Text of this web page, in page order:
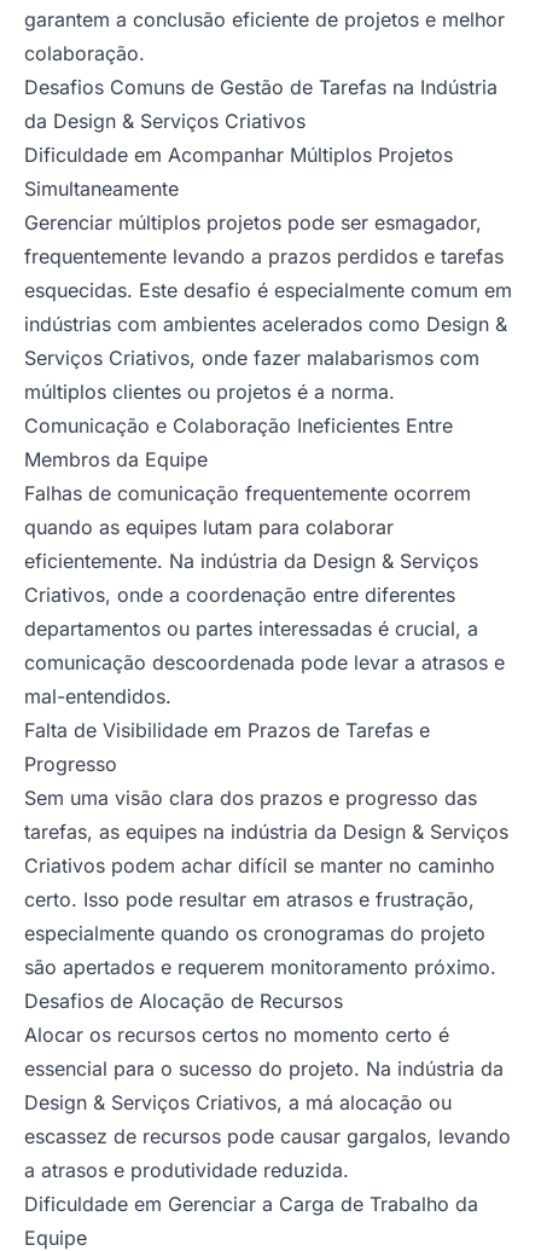
garantem a conclusão eficiente de projetos e melhor
colaboração.
Desafios Comuns de Gestão de Tarefas na Indústria
da Design & Serviços Criativos
Dificuldade em Acompanhar Múltiplos Projetos
Simultaneamente
Gerenciar múltiplos projetos pode ser esmagador,
frequentemente levando a prazos perdidos e tarefas
esquecidas. Este desafio é especialmente comum em
indústrias com ambientes acelerados como Design &
Serviços Criativos, onde fazer malabarismos com
múltiplos clientes ou projetos é a norma.
Comunicação e Colaboração Ineficientes Entre
Membros da Equipe
Falhas de comunicação frequentemente ocorrem
quando as equipes lutam para colaborar
eficientemente. Na indústria da Design & Serviços
Criativos, onde a coordenação entre diferentes
departamentos ou partes interessadas é crucial, a
comunicação descoordenada pode levar a atrasos e
mal-entendidos.
Falta de Visibilidade em Prazos de Tarefas e
Progresso
Sem uma visão clara dos prazos e progresso das
tarefas, as equipes na indústria da Design & Serviços
Criativos podem achar difícil se manter no caminho
certo. Isso pode resultar em atrasos e frustração,
especialmente quando os cronogramas do projeto
são apertados e requerem monitoramento próximo.
Desafios de Alocação de Recursos
Alocar os recursos certos no momento certo é
essencial para o sucesso do projeto. Na indústria da
Design & Serviços Criativos, a má alocação ou
escassez de recursos pode causar gargalos, levando
a atrasos e produtividade reduzida.
Dificuldade em Gerenciar a Carga de Trabalho da
Equipe